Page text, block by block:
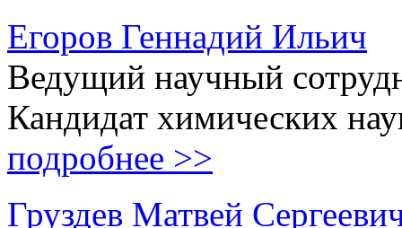
Егоров Геннадий Ильич
Ведущий научный
Кандидат химических
подробнее >>
Груздев Матвей